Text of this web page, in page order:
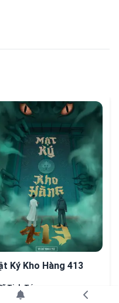
Ký Kho Hàng 413
Tinh Tú